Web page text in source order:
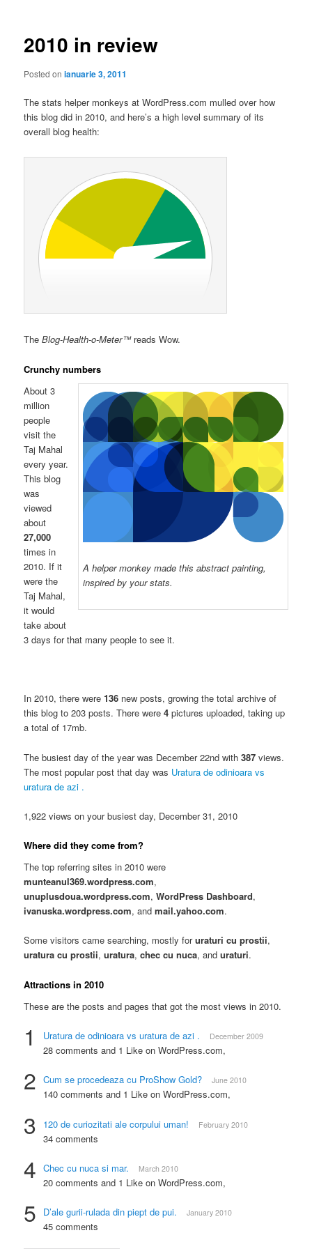
2010 in review
Posted onianuarie 3, 2011
The stats helper monkeys at WordPress.com mulled over how
this blog did in 2010, and here’s a high level summary of its
overall blog health:
TheBlog-Health-o-Meter™reads Wow.
Crunchy numbers
A helper monkey made this abstract painting,
inspired by your stats.
About 3
million
people
visit the
Taj Mahal
every year.
This blog
was
viewed
about
27,000
times in
2010. If it
were the
Taj Mahal,
it would
take about
3 days for that many people to see it.
In 2010, there were136 new posts, growing the total archive of
this blog to 203 posts. There were4 pictures uploaded, taking up
a total of 17mb.
The busiest day of the year was December 22nd with387 views.
The most popular post that day was Uratura de odinioara vs
uratura de azi .
1,922 views on your busiest day, December 31, 2010
Where did they come from?
The top referring sites in 2010 were
munteanul369.wordpress.com,
unuplusdoua.wordpress.com,WordPress Dashboard,
ivanuska.wordpress.com, andmail.yahoo.com.
Some visitors came searching, mostly foruraturi cu prostii,
uratura cu prostii,uratura,chec cu nuca, anduraturi.
Attractions in 2010
These are the posts and pages that got the most views in 2010.
1 Uratura de odinioara vs uratura de azi . December 2009
28 comments and 1 Like on WordPress.com,
2 Cum se procedeaza cu ProShow Gold? June 2010
140 comments and 1 Like on WordPress.com,
3 120 de curiozitati ale corpului uman! February 2010
34 comments
4 Chec cu nuca si mar. March 2010
20 comments and 1 Like on WordPress.com,
5 D’ale gurii-rulada din piept de pui. January 2010
45 comments